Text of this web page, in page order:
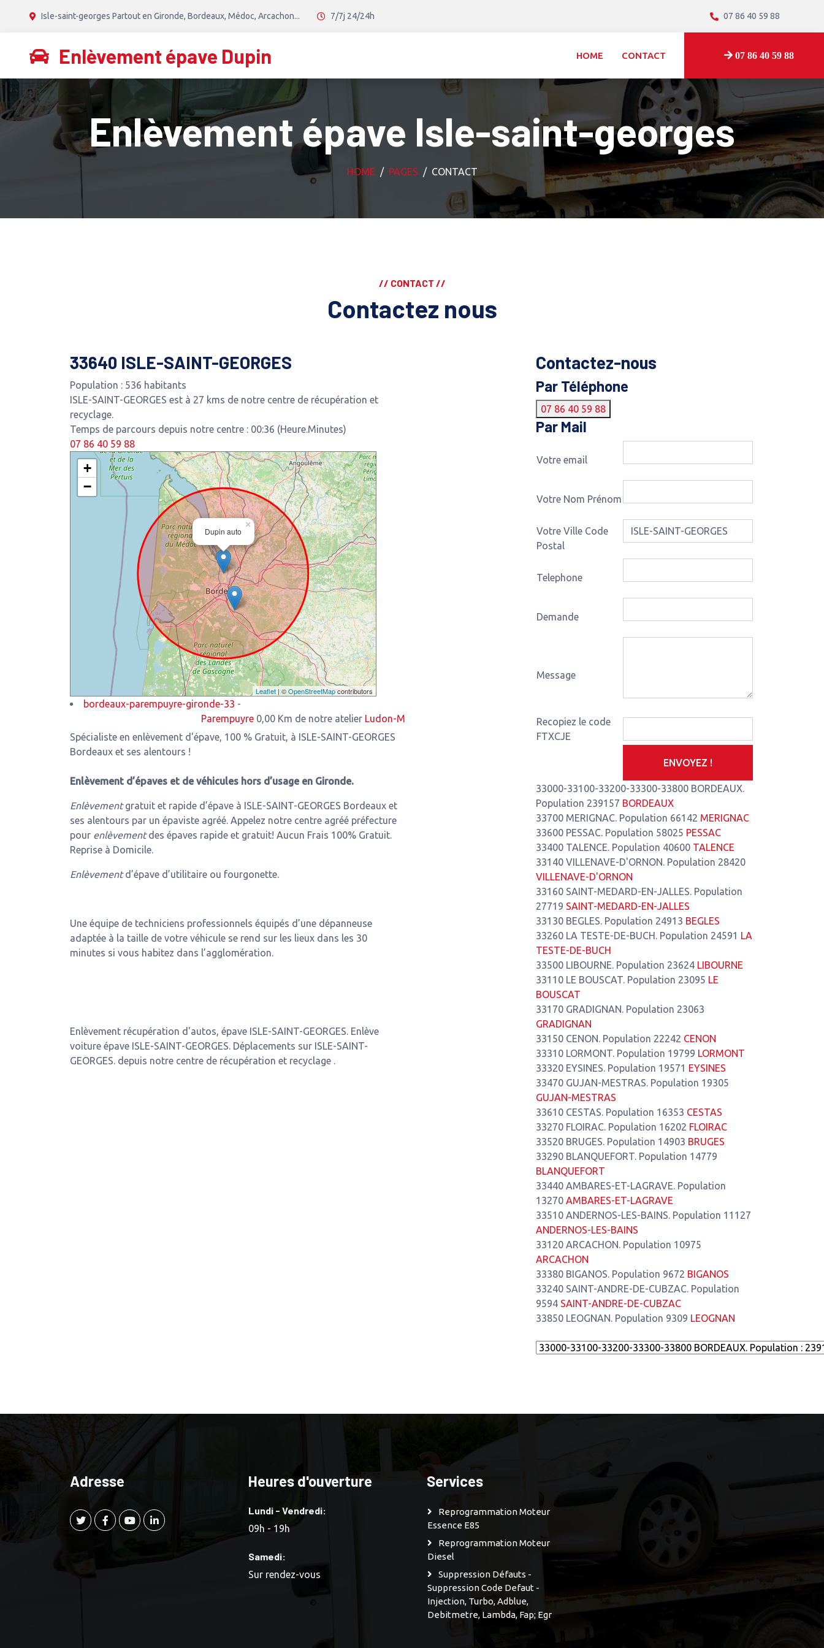
Isle-saint-georges Partout en Gironde, Bordeaux, Médoc, Arcachon... 7/7j 24/24h 07 86 40 59 88
Enlèvement épave Dupin HOME CONTACT 07 86 40 59 88
Enlèvement épave Isle-saint-georges
HOME PAGES CONTACT
// CONTACT //
Contactez nous
33640 ISLE-SAINT-GEORGES
Population : 536 habitants
ISLE-SAINT-GEORGES est à 27 kms de notre centre de récupération et
recyclage.
Temps de parcours depuis notre centre : 00:36 (Heure.Minutes)
07 86 40 59 88
Dupin auto
×
+
−
Leaflet | ©OpenStreetMapcontributors
bordeaux-parempuyre-gironde-33 -
Parempuyre0,00 Km de notre atelierLudon-Médoc3,93 Km de notre atelier Saint-Louis-de-Montferrand3,93 Km de notre atelierLe Pian-Médoc
Spécialiste en enlèvement d'épave, 100 % Gratuit, à ISLE-SAINT-GEORGES
Bordeaux et ses alentours !
Enlèvement d’épaves et de véhicules hors d’usage en Gironde.
Enlèvementgratuit et rapide d’épave à ISLE-SAINT-GEORGES Bordeaux et
ses alentours par un épaviste agréé. Appelez notre centre agréé préfecture
pour enlèvementdes épaves rapide et gratuit! Aucun Frais 100% Gratuit.
Reprise à Domicile.
Enlèvementd’épave d’utilitaire ou fourgonette.
Une équipe de techniciens professionnels équipés d’une dépanneuse
adaptée à la taille de votre véhicule se rend sur les lieux dans les 30
minutes si vous habitez dans l’agglomération.
Enlèvement récupération d'autos, épave ISLE-SAINT-GEORGES. Enlève
voiture épave ISLE-SAINT-GEORGES. Déplacements sur ISLE-SAINT-
GEORGES. depuis notre centre de récupération et recyclage .
Contactez-nous
Par Téléphone
07 86 40 59 88
Par Mail
Votre email
Votre Nom Prénom
Votre Ville Code
Postal
Telephone
Demande
Message
Recopiez le code
FTXCJE
ENVOYEZ !
33000-33100-33200-33300-33800 BORDEAUX.
Population 239157 BORDEAUX
33700 MERIGNAC. Population 66142 MERIGNAC
33600 PESSAC. Population 58025 PESSAC
33400 TALENCE. Population 40600 TALENCE
33140 VILLENAVE-D'ORNON. Population 28420
VILLENAVE-D'ORNON
33160 SAINT-MEDARD-EN-JALLES. Population
27719 SAINT-MEDARD-EN-JALLES
33130 BEGLES. Population 24913 BEGLES
33260 LA TESTE-DE-BUCH. Population 24591 LA
TESTE-DE-BUCH
33500 LIBOURNE. Population 23624 LIBOURNE
33110 LE BOUSCAT. Population 23095 LE
BOUSCAT
33170 GRADIGNAN. Population 23063
GRADIGNAN
33150 CENON. Population 22242 CENON
33310 LORMONT. Population 19799 LORMONT
33320 EYSINES. Population 19571 EYSINES
33470 GUJAN-MESTRAS. Population 19305
GUJAN-MESTRAS
33610 CESTAS. Population 16353 CESTAS
33270 FLOIRAC. Population 16202 FLOIRAC
33520 BRUGES. Population 14903 BRUGES
33290 BLANQUEFORT. Population 14779
BLANQUEFORT
33440 AMBARES-ET-LAGRAVE. Population
13270 AMBARES-ET-LAGRAVE
33510 ANDERNOS-LES-BAINS. Population 11127
ANDERNOS-LES-BAINS
33120 ARCACHON. Population 10975
ARCACHON
33380 BIGANOS. Population 9672 BIGANOS
33240 SAINT-ANDRE-DE-CUBZAC. Population
9594 SAINT-ANDRE-DE-CUBZAC
33850 LEOGNAN. Population 9309 LEOGNAN
Adresse Heures d'ouverture
Lundi - Vendredi:
09h - 19h
Samedi:
Sur rendez-vous
Services
Reprogrammation Moteur
Essence E85
Reprogrammation Moteur
Diesel
Suppression Défauts -
Suppression Code Defaut -
Injection, Turbo, Adblue,
Debitmetre, Lambda, Fap; Egr